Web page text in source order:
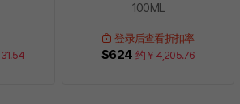
31.54
100ML
登录后查看折扣率
$624 约￥ 4,205.76